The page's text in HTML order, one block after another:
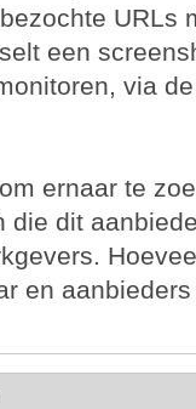
URLs
een
via
ernaar te
die dit
en